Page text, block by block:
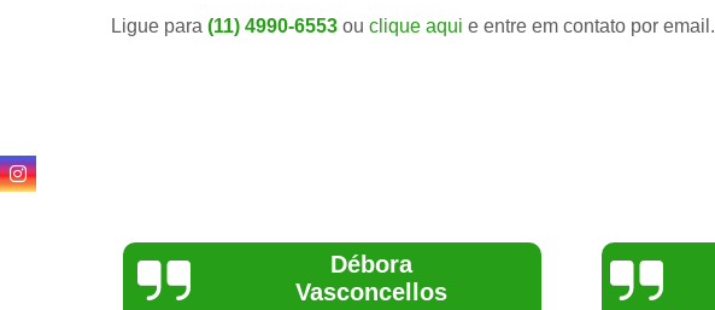
Ligue para (11) 4990-6553 ou clique aqui e entre em contato por email.
Lethícia
Regina